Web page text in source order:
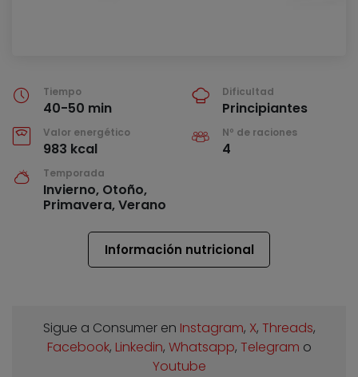
Tiempo
40-50 min
Dificultad
Principiantes
Valor energético
983 kcal
Nº de raciones
4
Temporada
Invierno, Otoño,
Primavera, Verano
Información nutricional
Sigue a Consumer en Instagram, X, Threads,
Facebook, Linkedin, Whatsapp, Telegram o
Youtube